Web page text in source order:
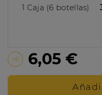
1 Caja (6 botellas)
x6 6,05 €